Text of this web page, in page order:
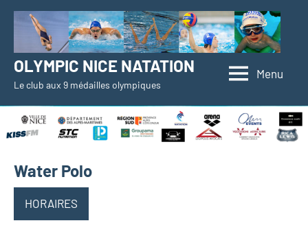
Aller
OLYMPIC NICE NATATION
Le club aux 9 médailles olympiques
Menu
Water Polo
HORAIRES